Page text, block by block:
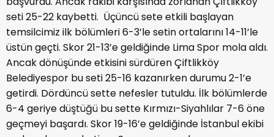
seti 25-22 kaybetti. Üçüncü sete etkili başlayan
temsilcimiz ilk bölümleri 6-3’le setin ortalarını 14-11’le
üstün geçti. Skor 21-13’e geldiğinde Lima Spor mola aldı.
Ancak dönüşünde etkisini sürdüren Çiftlikköy
Belediyespor bu seti 25-16 kazanırken durumu 2-1’e
getirdi. Dördüncü sette nefesler tutuldu. İlk bölümlerde
6-4 geriye düştüğü bu sette Kırmızı-Siyahlılar 7-6 öne
geçmeyi başardı. Skor 19-16’e geldiğinde İstanbul ekibi